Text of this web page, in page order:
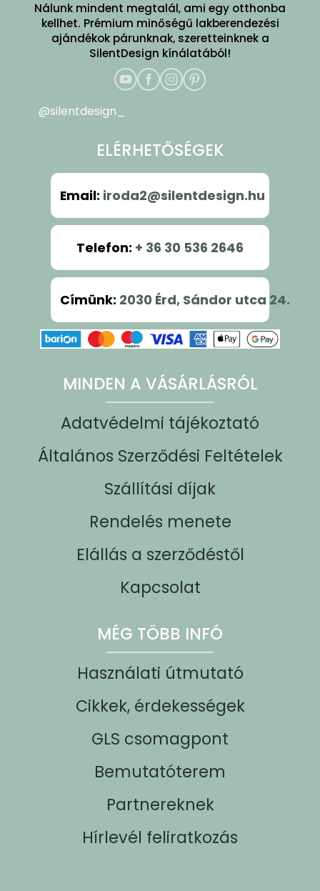
Nálunk mindent megtalál, ami egy otthonba
kellhet. Prémium minőségű lakberendezési
ajándékok párunknak, szeretteinknek a
SilentDesign kínálatából!
MINDEN A VÁSÁRLÁSRÓL
Adatvédelmi tájékoztató
Általános Szerződési Feltételek
Szállítási díjak
Rendelés menete
Elállás a szerződéstől
Kapcsolat
MÉG TÖBB INFÓ
Használati útmutató
Cikkek, érdekességek
GLS csomagpont
Bemutatóterem
Partnereknek
Hírlevél feliratkozás
@silentdesign_
ELÉRHETŐSÉGEK
Email: iroda2@silentdesign.hu
Telefon: + 36 30 536 2646
Címünk: 2030 Érd, Sándor utca 24.